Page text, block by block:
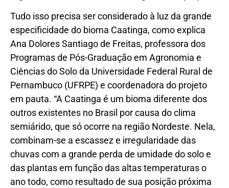
Tudo isso precisa ser considerado à luz da grande
especificidade do bioma Caatinga, como explica
Ana Dolores Santiago de Freitas, professora dos
Programas de Pós-Graduação em Agronomia e
Ciências do Solo da Universidade Federal Rural de
Pernambuco (UFRPE) e coordenadora do projeto
em pauta. “A Caatinga é um bioma diferente dos
outros existentes no Brasil por causa do clima
semiárido, que só ocorre na região Nordeste. Nela,
combinam-se a escassez e irregularidade das
chuvas com a grande perda de umidade do solo e
das plantas em função das altas temperaturas o
ano todo, como resultado de sua posição próxima